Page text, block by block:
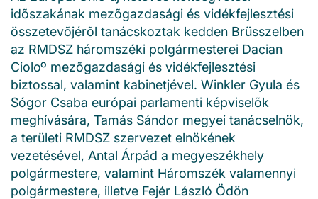
idõszakának mezõgazdasági és vidékfejlesztési
összetevõjérõl tanácskoztak kedden Brüsszelben
az RMDSZ háromszéki polgármesterei Dacian
Cioloº mezõgazdasági és vidékfejlesztési
biztossal, valamint kabinetjével. Winkler Gyula és
Sógor Csaba európai parlamenti képviselõk
meghívására, Tamás Sándor megyei tanácselnök,
a területi RMDSZ szervezet elnökének
vezetésével, Antal Árpád a megyeszékhely
polgármestere, valamint Háromszék valamennyi
polgármestere, illetve Fejér László Ödön